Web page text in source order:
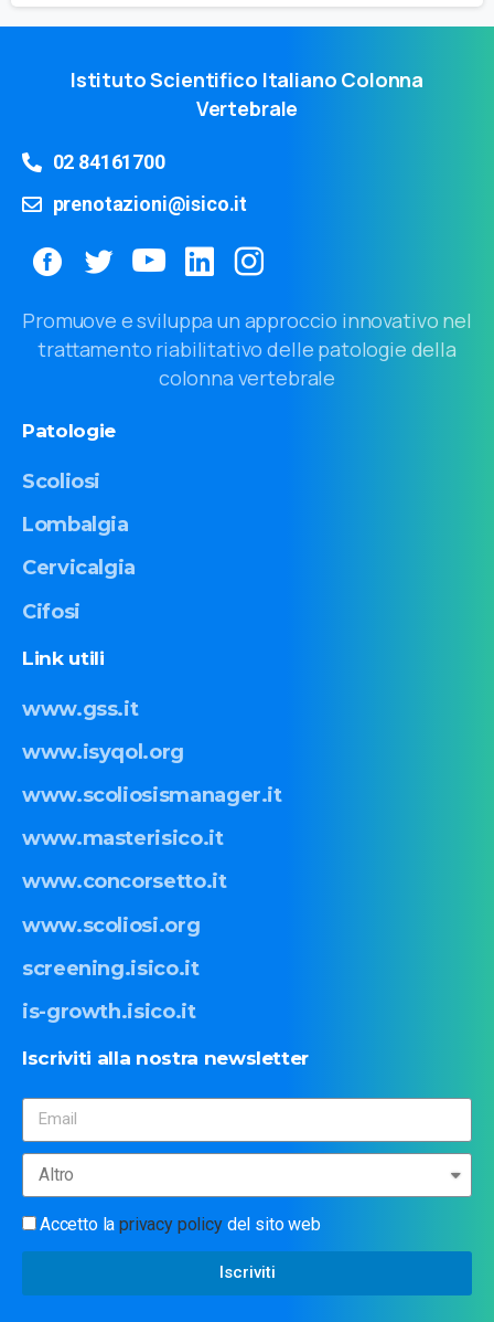
Istituto Scientifico Italiano Colonna
Vertebrale
02 84161700
prenotazioni@isico.it
Promuove e sviluppa un approccio innovativo nel
trattamento riabilitativo delle patologie della
colonna vertebrale
Patologie
Scoliosi
Lombalgia
Cervicalgia
Cifosi
Link utili
www.gss.it
www.isyqol.org
www.scoliosismanager.it
www.masterisico.it
www.concorsetto.it
www.scoliosi.org
screening.isico.it
is-growth.isico.it
Iscriviti alla nostra newsletter
Accetto laprivacy policydel sito web
Iscriviti